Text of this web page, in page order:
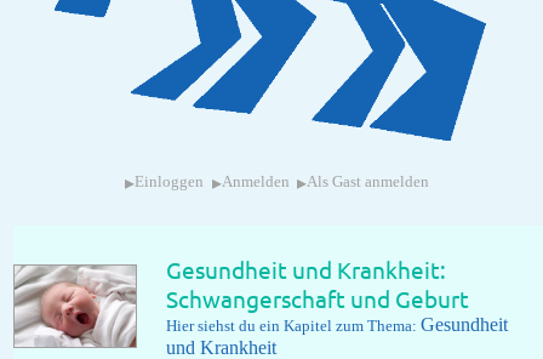
▸ Einloggen ▸Anmelden ▸Als Gast anmelden
Gesundheit und Krankheit:
Schwangerschaft und Geburt
Hier siehst du ein Kapitel zum Thema:Gesundheit
und Krankheit